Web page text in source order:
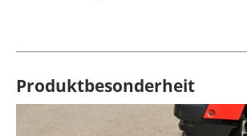
Produktbesonderheit